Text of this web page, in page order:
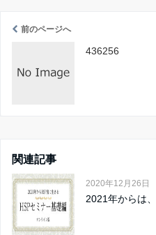
前のページへ
436256
関連記事
2020年12月26日
2021年からは